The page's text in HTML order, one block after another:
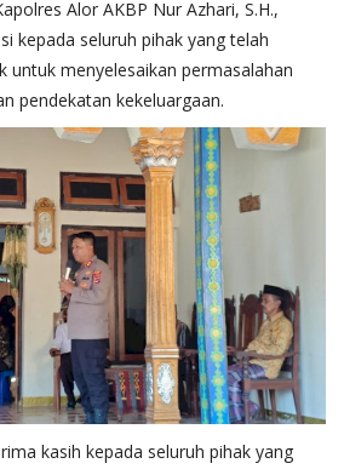
Alor AKBP Nur Azhari, S.H.,
kepada seluruh pihak yang telah
untuk menyelesaikan permasalahan
pendekatan kekeluargaan.
kasih kepada seluruh pihak yang